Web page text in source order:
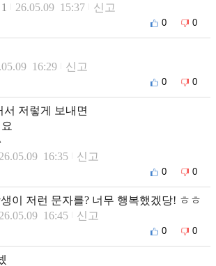
26.05.09 15:37 신고
0 0
16:29 신고
0 0
서 저렇게 보내면
26.05.09 16:35 신고
0 0
이 저런 문자를? 너무 행복했겠당! ㅎㅎ
26.05.09 16:45 신고
0 0